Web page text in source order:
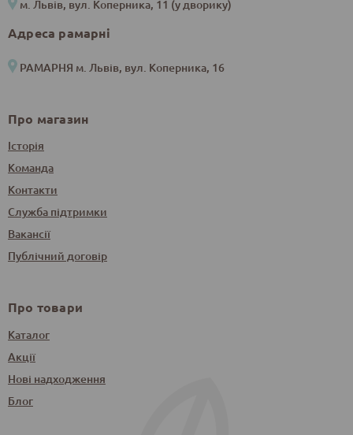
м. Львів, вул. Коперника, 11 (у дворику)
Адреса рамарні
РАМАРНЯ м. Львів, вул. Коперника, 16
Про магазин
Історія
Команда
Контакти
Служба підтримки
Вакансії
Публічний договір
Про товари
Каталог
Акції
Нові надходження
Блог